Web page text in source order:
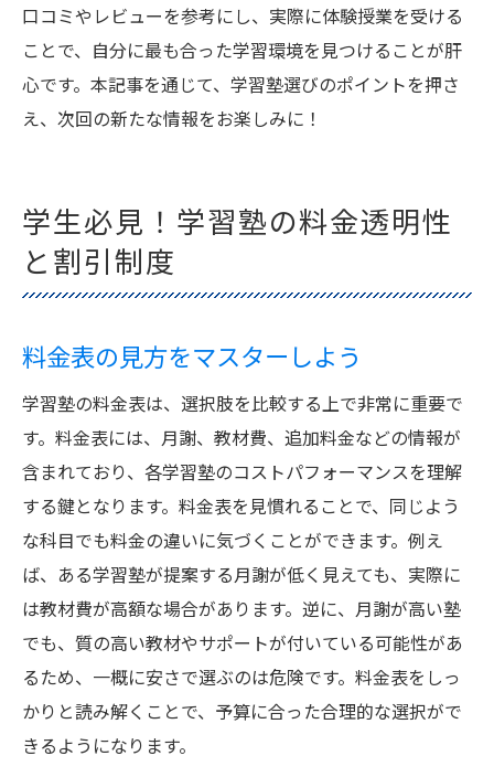
口コミやレビューを参考にし、実際に体験授業を受ける
ことで、自分に最も合った学習環境を見つけることが肝
心です。本記事を通じて、学習塾選びのポイントを押さ
え、次回の新たな情報をお楽しみに！
学生必見！学習塾の料金透明性
と割引制度
料金表の見方をマスターしよう
学習塾の料金表は、選択肢を比較する上で非常に重要で
す。料金表には、月謝、教材費、追加料金などの情報が
含まれており、各学習塾のコストパフォーマンスを理解
する鍵となります。料金表を見慣れることで、同じよう
な科目でも料金の違いに気づくことができます。例え
ば、ある学習塾が提案する月謝が低く見えても、実際に
は教材費が高額な場合があります。逆に、月謝が高い塾
でも、質の高い教材やサポートが付いている可能性があ
るため、一概に安さで選ぶのは危険です。料金表をしっ
かりと読み解くことで、予算に合った合理的な選択がで
きるようになります。